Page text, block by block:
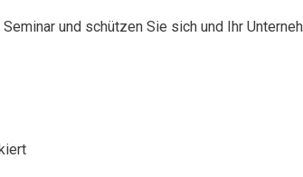
und schützen Sie sich und Ihr